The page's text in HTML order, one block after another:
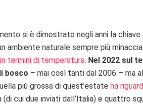
si è dimostrato negli anni la
ambiente naturale sempre più
termini di temperatura. Nel 2022 sul
bosco – mai così tanti dal 2006 – ma
più grossa di quest’estate ha
cui due inviati dall’Italia) e quattro